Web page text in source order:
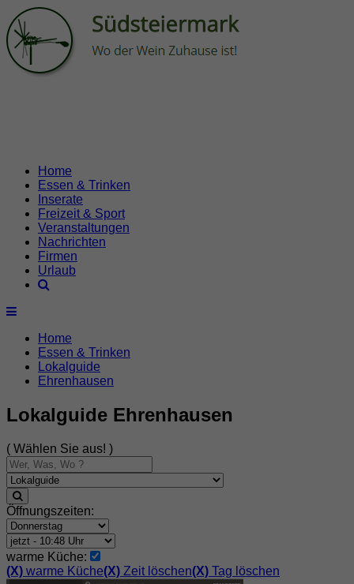
Home
Essen & Trinken
Inserate
Freizeit & Sport
Veranstaltungen
Nachrichten
Firmen
Urlaub
Home
Essen & Trinken
Lokalguide
Ehrenhausen
Lokalguide Ehrenhausen
( Wählen Sie aus! )
Öffnungszeiten:
warme Küche:
(X) warme Küche(X) Zeit löschen(X) Tag löschen